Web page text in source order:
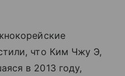
что Ким Чжу Э,
в 2013 году,